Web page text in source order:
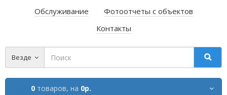
Обслуживание
Фотоотчеты с объектов
Контакты
Везде
0 товаров, на 0р.